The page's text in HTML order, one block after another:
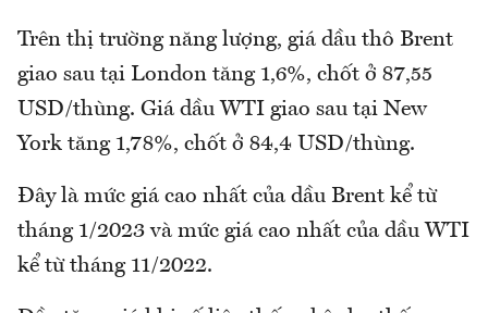
Trên thị trường năng lượng, giá dầu thô Brent
giao sau tại London tăng 1,6%, chốt ở 87,55
USD/thùng. Giá dầu WTI giao sau tại New
York tăng 1,78%, chốt ở 84,4 USD/thùng.
Đây là mức giá cao nhất của dầu Brent kể từ
tháng 1/2023 và mức giá cao nhất của dầu WTI
kể từ tháng 11/2022.